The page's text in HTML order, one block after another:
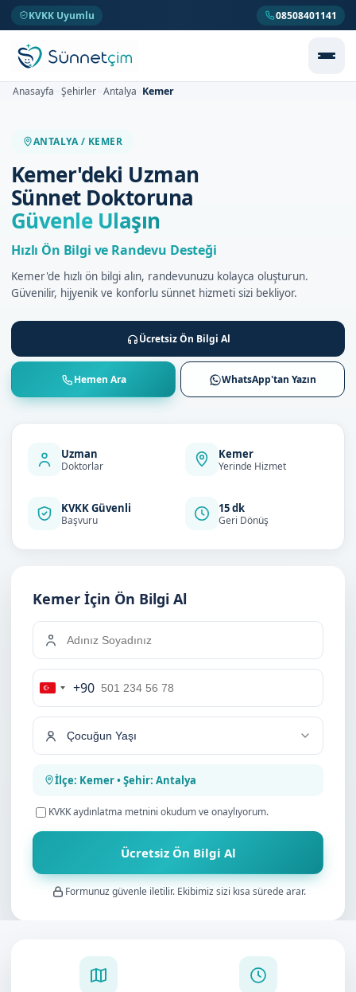
KVKK Uyumlu 08508401141
Anasayfa Şehirler Antalya Kemer
ANTALYA / KEMER
Kemer'deki Uzman
Sünnet Doktoruna
Güvenle Ulaşın
Hızlı Ön Bilgi ve Randevu Desteği
Kemer'de hızlı ön bilgi alın, randevunuzu kolayca oluşturun.
Güvenilir, hijyenik ve konforlu sünnet hizmeti sizi bekliyor.
Ücretsiz Ön Bilgi Al
Hemen Ara WhatsApp'tan Yazın
Uzman
Doktorlar
Kemer
Yerinde Hizmet
KVKK Güvenli
Başvuru
15 dk
Geri Dönüş
Kemer İçin Ön Bilgi Al
Turkey
+90
+90
İlçe: Kemer • Şehir: Antalya
KVKK aydınlatma metnini okudum ve onaylıyorum.
Ücretsiz Ön Bilgi Al
Formunuz güvenle iletilir. Ekibimiz sizi kısa sürede arar.